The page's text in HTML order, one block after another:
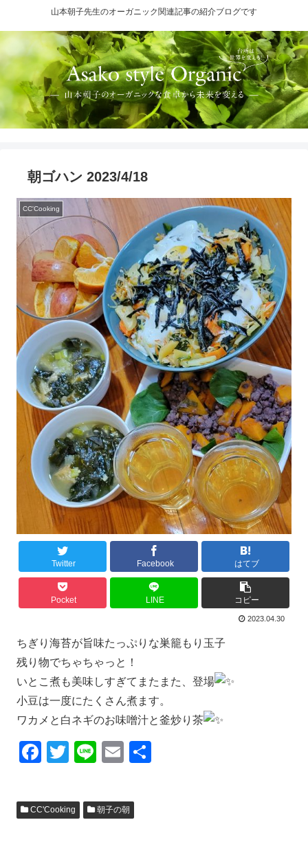
山本朝子先生のオーガニック関連記事の紹介ブログです
朝ゴハン 2023/4/18
CC'Cooking
Twitter Facebook はてブ
Pocket LINE コピー
2023.04.30
ちぎり海苔が旨味たっぷりな巣籠もり玉子
残り物でちゃちゃっと！
いとこ煮も美味しすぎてまたまた、登場
小豆は一度にたくさん煮ます。
ワカメと白ネギのお味噌汁と釜炒り茶
F
c
e
T
tt
er
Li
e
E
ail
CC'Cooking 朝子の朝